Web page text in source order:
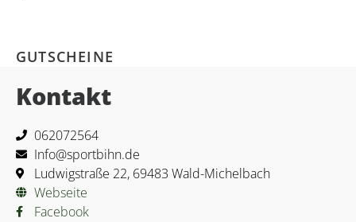
GUTSCHEINE
Kontakt
062072564
Info@sportbihn.de
Ludwigstraße 22, 69483 Wald-Michelbach
Webseite
Facebook